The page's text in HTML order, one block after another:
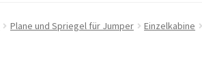
Plane und Spriegel für Jumper Einzelkabine